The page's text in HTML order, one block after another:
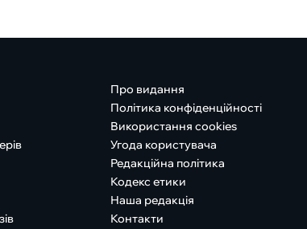
Про видання
Політика конфіденційності
Використання cookies
Угода користувача
Редакційна політика
Кодекс етики
Наша редакція
Контакти